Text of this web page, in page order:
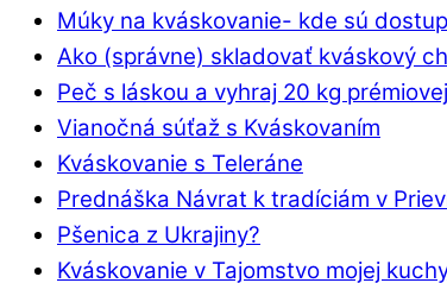
Múky na kváskovanie- kde sú
Ako (správne) skladovať kváskový
Peč s láskou a vyhraj 20 kg
Vianočná súťaž s Kváskovaním
Kváskovanie s Teleráne
Prednáška Návrat k tradíciám v
Pšenica z Ukrajiny?
Kváskovanie v Tajomstvo mojej